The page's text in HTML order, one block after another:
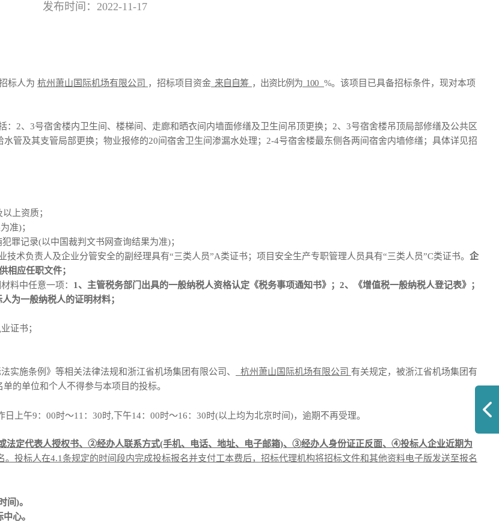
发布时间：2022-11-17
标人为 杭州萧山国际机场有限公司 ，招标项目资金 来自自筹 ，出资比例为 100 %。该项目已具备招标条件，现对本项
：2、3号宿舍楼内卫生间、楼梯间、走廊和晒衣间内墙面修缮及卫生间吊顶更换；2、3号宿舍楼吊顶局部修缮及公共区
管及其支管局部更换；物业报修的20间宿舍卫生间渗漏水处理；2-4号宿舍楼最东侧各两间宿舍内墙修缮；具体详见招
上资质；
准)；
犯罪记录(以中国裁判文书网查询结果为准)；
术负责人及企业分管安全的副经理具有“三类人员”A类证书；项目安全生产专职管理人员具有“三类人员”C类证书。 企
相应任职文件；
料中任意一项： 1、主管税务部门出具的一般纳税人资格认定《税务事项通知书》；2、《增值税一般纳税人登记表》；
为一般纳税人的证明材料；
证书；
实施条例》等相关法律法规和浙江省机场集团有限公司、 杭州萧山国际机场有限公司 有关规定，被浙江省机场集团有
的单位和个人不得参与本项目的投标。
日上午9：00时～11：30时,下午14：00时～16：30时(以上均为北京时间)，逾期不再受理。
法定代表人授权书、②经办人联系方式(手机、电话、地址、电子邮箱)、③经办人身份证正反面、④投标人企业近期为
。投标人在4.1条规定的时间段内完成投标报名并支付工本费后，招标代理机构将招标文件和其他资料电子版发送至报名
间)。
心。